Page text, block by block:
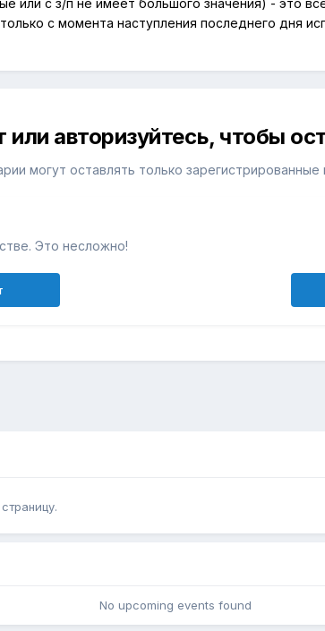
или с з/п не имеет большого значения) - это
с момента наступления последнего дня
или авторизуйтесь, чтобы
могут оставлять только зарегистрированные
Это несложно!
No upcoming events found